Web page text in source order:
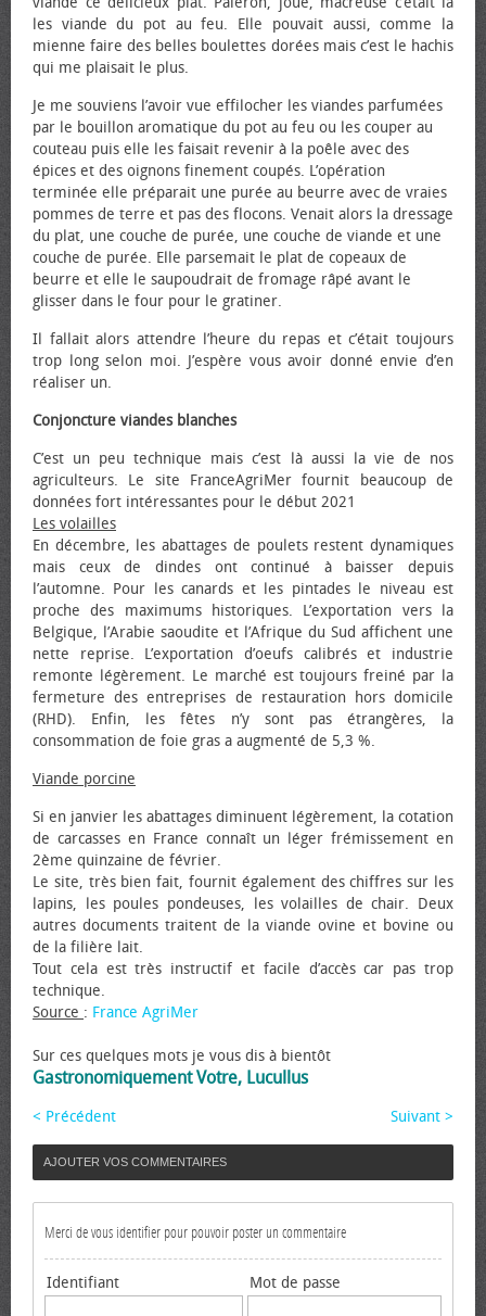
les viande du pot au feu. Elle pouvait aussi, comme la
mienne faire des belles boulettes dorées mais c’est le hachis
qui me plaisait le plus.
Je me souviens l’avoir vue effilocher les viandes parfumées
par le bouillon aromatique du pot au feu ou les couper au
couteau puis elle les faisait revenir à la poêle avec des
épices et des oignons finement coupés. L’opération
terminée elle préparait une purée au beurre avec de vraies
pommes de terre et pas des flocons. Venait alors la dressage
du plat, une couche de purée, une couche de viande et une
couche de purée. Elle parsemait le plat de copeaux de
beurre et elle le saupoudrait de fromage râpé avant le
glisser dans le four pour le gratiner.
Il fallait alors attendre l’heure du repas et c’était toujours
trop long selon moi. J’espère vous avoir donné envie d’en
réaliser un.
Conjoncture viandes blanches
C’est un peu technique mais c’est là aussi la vie de nos
agriculteurs. Le site FranceAgriMer fournit beaucoup de
données fort intéressantes pour le début 2021
Les volailles
En décembre, les abattages de poulets restent dynamiques
mais ceux de dindes ont continué à baisser depuis
l’automne. Pour les canards et les pintades le niveau est
proche des maximums historiques. L’exportation vers la
Belgique, l’Arabie saoudite et l’Afrique du Sud affichent une
nette reprise. L’exportation d’œufs calibrés et industrie
remonte légèrement. Le marché est toujours freiné par la
fermeture des entreprises de restauration hors domicile
(RHD). Enfin, les fêtes n’y sont pas étrangères, la
consommation de foie gras a augmenté de 5,3 %.
Viande porcine
Si en janvier les abattages diminuent légèrement, la cotation
de carcasses en France connaît un léger frémissement en
2ème quinzaine de février.
Le site, très bien fait, fournit également des chiffres sur les
lapins, les poules pondeuses, les volailles de chair. Deux
autres documents traitent de la viande ovine et bovine ou
de la filière lait.
Tout cela est très instructif et facile d’accès car pas trop
technique.
Source : France AgriMer
Sur ces quelques mots je vous dis à bientôt
Gastronomiquement Votre, Lucullus
< Précédent Suivant >
AJOUTER VOS COMMENTAIRES
Merci de vous identifier pour pouvoir poster un commentaire
Identifiant Mot de passe